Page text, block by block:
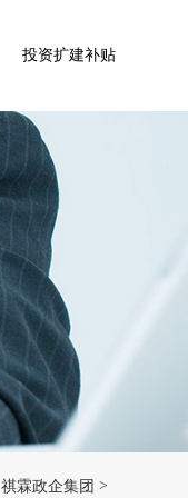
投资扩建补贴
祺霖政企集团 >